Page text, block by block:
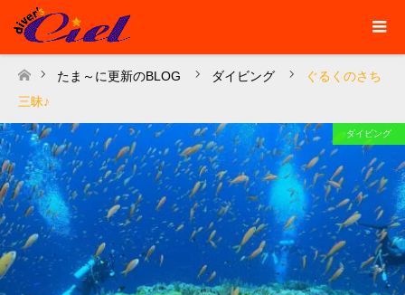
ホーム
たま～に更新のBLOG ダイビング
ぐるくのさち
三昧♪
ダイビング